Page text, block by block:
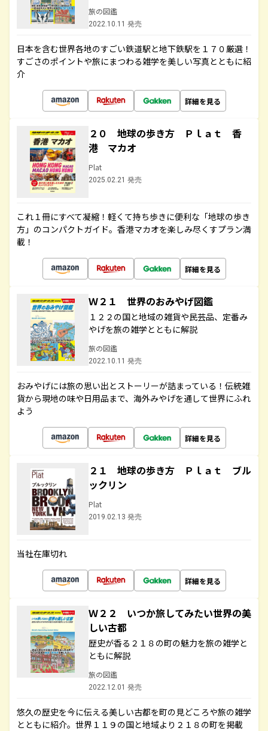
旅の図鑑
2022.10.11 発売
日本を含む世界各地のすごい鉄道駅と地下鉄駅を１７０厳選！
すごさのポイントや旅にまつわる雑学を美しい写真とともに紹
介
詳細を見る
２０ 地球の歩き方 Ｐｌａｔ 香
港 マカオ
Plat
2025.02.21 発売
これ１冊にすべて凝縮！軽くて持ち歩きに便利な「地球の歩き
方」のコンパクトガイド。香港マカオを楽しみ尽くすプラン満
載！
詳細を見る
Ｗ２１ 世界のおみやげ図鑑
１２２の国と地域の雑貨や民芸品、定番み
やげを旅の雑学とともに解説
旅の図鑑
2022.10.11 発売
おみやげには旅の思い出とストーリーが詰まっている！伝統雑
貨から現地の味や日用品まで、海外みやげを通して世界にふれ
よう
詳細を見る
２１ 地球の歩き方 Ｐｌａｔ ブル
ックリン
Plat
2019.02.13 発売
当社在庫切れ
詳細を見る
Ｗ２２ いつか旅してみたい世界の美
しい古都
歴史が香る２１８の町の魅力を旅の雑学と
ともに解説
旅の図鑑
2022.12.01 発売
悠久の歴史を今に伝える美しい古都を町の見どころや旅の雑学
とともに紹介。世界１１９の国と地域より２１８の町を掲載